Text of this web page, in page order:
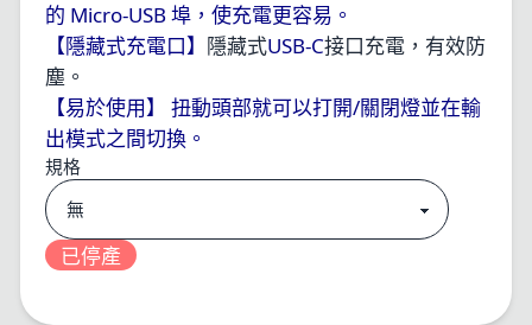
的 Micro-USB埠，使充電更容易。
【 隱藏式充電口 】 隱藏式USB-C接口充電，有效防
塵。
【易於使用 】 扭動頭部就可以打開/關閉燈並在輸
出模式之間切換。
規格
已停產